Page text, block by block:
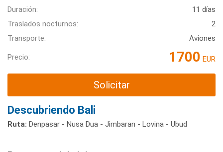
Duración:
11 días
Traslados nocturnos:
2
Transporte:
Aviones
Precio: 1700 EUR
Solicitar
Descubriendo Bali
Ruta: Denpasar - Nusa Dua - Jimbaran - Lovina - Ubud